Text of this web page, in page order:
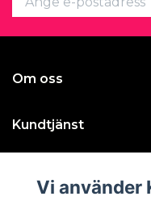
Om oss
Kundtjänst
Vi använder